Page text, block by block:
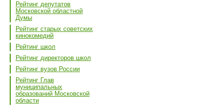
Рейтинг депутатов
Московской областной
Думы
Рейтинг старых советских
кинокомедий
Рейтинг школ
Рейтинг директоров школ
Рейтинг вузов России
Рейтинг Глав
муниципальных
образований Московской
области